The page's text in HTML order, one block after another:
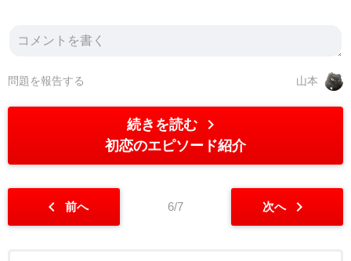
山本
問題を報告する
続きを読む chevron_right
初恋のエピソード紹介
chevron_left 前へ 6/7 次へ chevron_right